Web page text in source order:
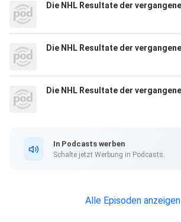
In Podcasts werben
Schalte jetzt Werbung in Podcasts.
Alle Episoden anzeigen